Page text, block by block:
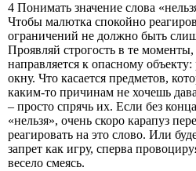
4 Понимать значение слова
Чтобы малютка спокойно
ограничений не должно быть
Проявляй строгость в те моменты,
направляется к опасному объекту:
окну. Что касается предметов,
каким-то причинам не хочешь
– просто спрячь их. Если без
«нельзя», очень скоро карапуз
реагировать на это слово. Или
запрет как игру, сперва
весело смеясь.